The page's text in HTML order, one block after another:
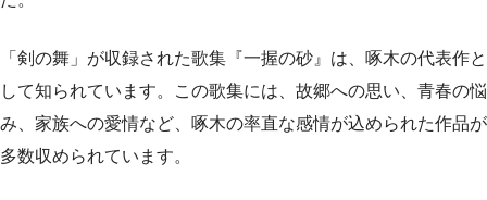
「剣の舞」が収録された歌集『一握の砂』は、啄木の代表作と
して知られています。この歌集には、故郷への思い、青春の悩
み、家族への愛情など、啄木の率直な感情が込められた作品が
多数収められています。